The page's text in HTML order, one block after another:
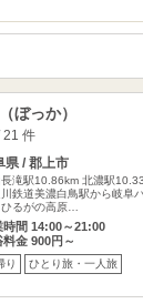
ぼっか）
件
県 / 郡上市
滝駅10.86km 北濃駅
鉄道美濃白鳥駅から岐阜
るがの高原…
時間 14:00～21:00
料金 900円～
り ひとり旅・一人旅